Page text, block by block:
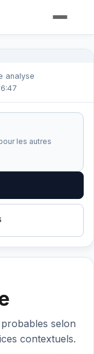
analyse
les autres
selon
contextuels.